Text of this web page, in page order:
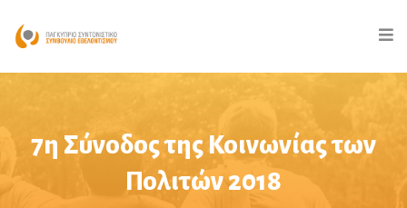
7η Σύνοδος της Κοινωνίας των
Πολιτών 2018